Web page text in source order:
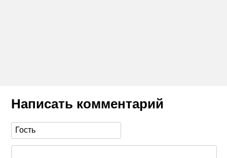
Написать комментарий